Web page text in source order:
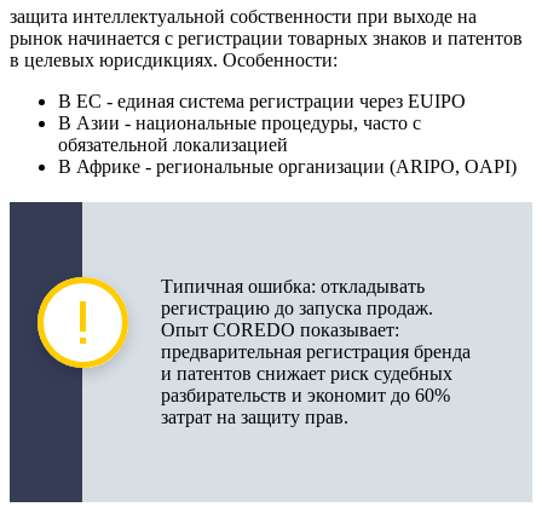
защита интеллектуальной собственности при выходе на
рынок начинается с регистрации товарных знаков и патентов
в целевых юрисдикциях. Особенности:
В ЕС - единая система регистрации через EUIPO
В Азии - национальные процедуры, часто с
обязательной локализацией
В Африке - региональные организации (ARIPO, OAPI)
Типичная ошибка: откладывать
регистрацию до запуска продаж.
Опыт COREDO показывает:
предварительная регистрация бренда
и патентов снижает риск судебных
разбирательств и экономит до 60%
затрат на защиту прав.